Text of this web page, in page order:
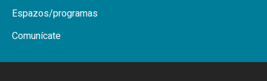
Espazos/programas
Comunícate